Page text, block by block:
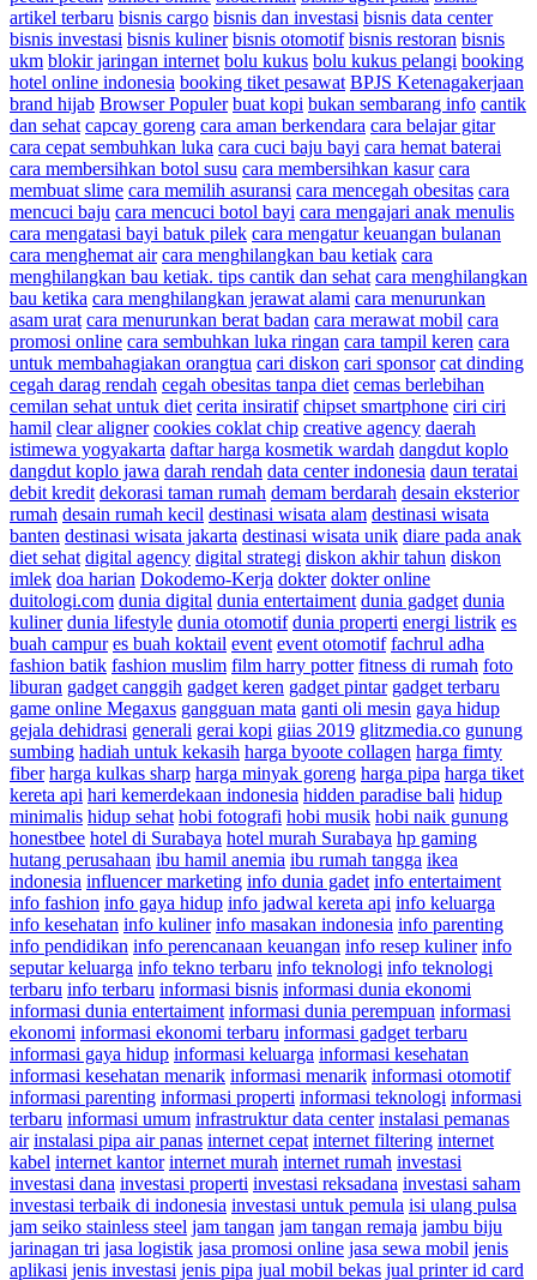
artikel terbaru bisnis cargo bisnis dan investasi bisnis data center
bisnis investasi bisnis kuliner bisnis otomotif bisnis restoran bisnis
ukm blokir jaringan internet bolu kukus bolu kukus pelangi booking
hotel online indonesia booking tiket pesawat BPJS Ketenagakerjaan
brand hijab Browser Populer buat kopi bukan sembarang info cantik
dan sehat capcay goreng cara aman berkendara cara belajar gitar
cara cepat sembuhkan luka cara cuci baju bayi cara hemat baterai
cara membersihkan botol susu cara membersihkan kasur cara
membuat slime cara memilih asuransi cara mencegah obesitas cara
mencuci baju cara mencuci botol bayi cara mengajari anak menulis
cara mengatasi bayi batuk pilek cara mengatur keuangan bulanan
cara menghemat air cara menghilangkan bau ketiak cara
menghilangkan bau ketiak. tips cantik dan sehat cara menghilangkan
bau ketika cara menghilangkan jerawat alami cara menurunkan
asam urat cara menurunkan berat badan cara merawat mobil cara
promosi online cara sembuhkan luka ringan cara tampil keren cara
untuk membahagiakan orangtua cari diskon cari sponsor cat dinding
cegah darag rendah cegah obesitas tanpa diet cemas berlebihan
cemilan sehat untuk diet cerita insiratif chipset smartphone ciri ciri
hamil clear aligner cookies coklat chip creative agency daerah
istimewa yogyakarta daftar harga kosmetik wardah dangdut koplo
dangdut koplo jawa darah rendah data center indonesia daun teratai
debit kredit dekorasi taman rumah demam berdarah desain eksterior
rumah desain rumah kecil destinasi wisata alam destinasi wisata
banten destinasi wisata jakarta destinasi wisata unik diare pada anak
diet sehat digital agency digital strategi diskon akhir tahun diskon
imlek doa harian Dokodemo-Kerja dokter dokter online
duitologi.com dunia digital dunia entertaiment dunia gadget dunia
kuliner dunia lifestyle dunia otomotif dunia properti energi listrik es
buah campur es buah koktail event event otomotif fachrul adha
fashion batik fashion muslim film harry potter fitness di rumah foto
liburan gadget canggih gadget keren gadget pintar gadget terbaru
game online Megaxus gangguan mata ganti oli mesin gaya hidup
gejala dehidrasi generali gerai kopi giias 2019 glitzmedia.co gunung
sumbing hadiah untuk kekasih harga byoote collagen harga fimty
fiber harga kulkas sharp harga minyak goreng harga pipa harga tiket
kereta api hari kemerdekaan indonesia hidden paradise bali hidup
minimalis hidup sehat hobi fotografi hobi musik hobi naik gunung
honestbee hotel di Surabaya hotel murah Surabaya hp gaming
hutang perusahaan ibu hamil anemia ibu rumah tangga ikea
indonesia influencer marketing info dunia gadet info entertaiment
info fashion info gaya hidup info jadwal kereta api info keluarga
info kesehatan info kuliner info masakan indonesia info parenting
info pendidikan info perencanaan keuangan info resep kuliner info
seputar keluarga info tekno terbaru info teknologi info teknologi
terbaru info terbaru informasi bisnis informasi dunia ekonomi
informasi dunia entertaiment informasi dunia perempuan informasi
ekonomi informasi ekonomi terbaru informasi gadget terbaru
informasi gaya hidup informasi keluarga informasi kesehatan
informasi kesehatan menarik informasi menarik informasi otomotif
informasi parenting informasi properti informasi teknologi informasi
terbaru informasi umum infrastruktur data center instalasi pemanas
air instalasi pipa air panas internet cepat internet filtering internet
kabel internet kantor internet murah internet rumah investasi
investasi dana investasi properti investasi reksadana investasi saham
investasi terbaik di indonesia investasi untuk pemula isi ulang pulsa
jam seiko stainless steel jam tangan jam tangan remaja jambu biju
jarinagan tri jasa logistik jasa promosi online jasa sewa mobil jenis
aplikasi jenis investasi jenis pipa jual mobil bekas jual printer id card